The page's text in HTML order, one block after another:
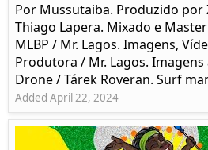
Por Mussutaiba. Produzido por
Thiago Lapera. Mixado e
MLBP / Mr. Lagos. Imagens,
Produtora / Mr. Lagos. Imagens
Drone / Tárek Roveran. Surf
Added April 22, 2024